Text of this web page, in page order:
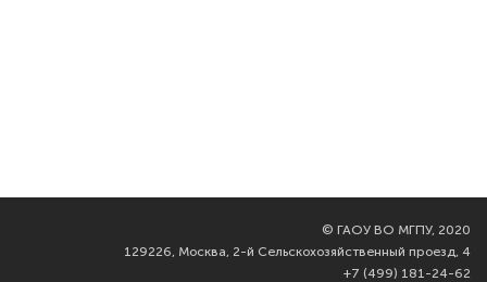
© ГАОУ ВО МГПУ, 2020
129226, Москва, 2-й Сельскохозяйственный проезд, 4
+7 (499) 181-24-62